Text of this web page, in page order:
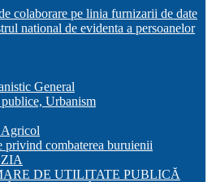
colaborare pe linia furnizarii de date
national de evidenta a persoanelor
General
Urbanism
privind combaterea buruienii
DE UTILITATE PUBLICĂ